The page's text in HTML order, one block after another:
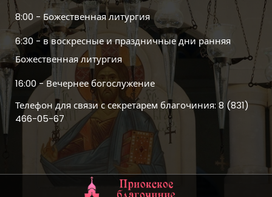
8:00 - Божественная литургия
6:30 - в воскресные и праздничные дни ранняя
Божественная литургия
16:00 - Вечернее богослужение
Телефон для связи с секретарем благочиния: 8 (831)
466-05-67